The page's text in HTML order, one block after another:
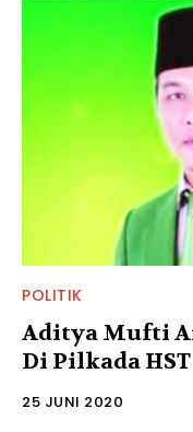
POLITIK
Aditya Mufti
Di Pilkada HST
25 JUNI 2020